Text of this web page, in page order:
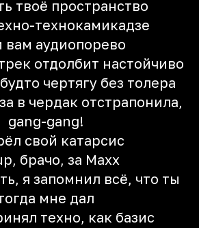
твоё пространство
технокамикадзе
вам аудиопорево
отдолбит настойчиво
чертягу без толера
в чердак отстрапонила,
gang-gang!
свой катарсис
брачо, за Maxx
я запомнил всё, что ты
мне дал
техно, как базис